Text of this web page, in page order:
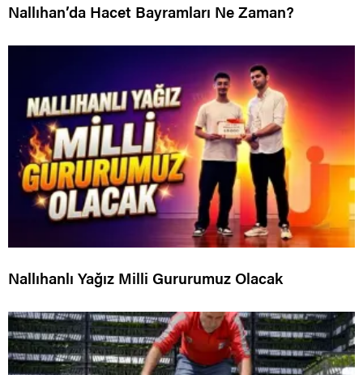
Nallıhan’da Hacet Bayramları Ne Zaman?
Nallıhanlı Yağız Milli Gururumuz Olacak